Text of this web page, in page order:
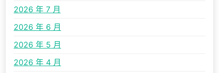
2026 年 7 月
2026 年 6 月
2026 年 5 月
2026 年 4 月